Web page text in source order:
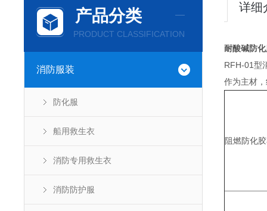
产品分类
PRODUCT CLASSIFICATION
消防服装
防化服
船用救生衣
消防专用救生衣
消防防护服
详细
耐酸碱防
RFH-01型
作为主材
阻燃防化